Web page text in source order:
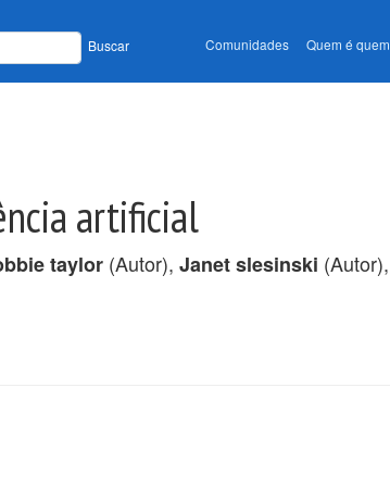
Buscar Comunidades Quem é quem
artificial
taylor (Autor), Janet slesinski (Autor),